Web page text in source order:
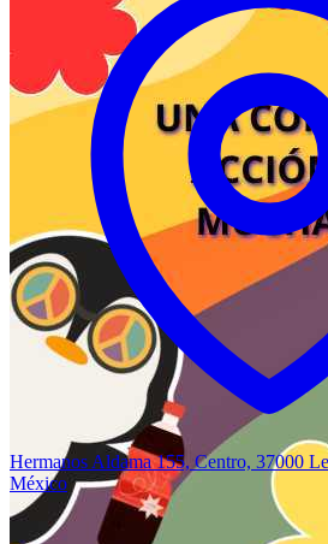
Hermanos Aldama 155, Centro, 37000
México